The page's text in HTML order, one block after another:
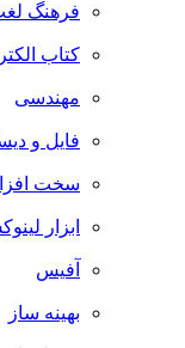
فرهنگ لغت
کتاب الکترونیک
مهندسی
فایل و دیسک
سخت افزار
ابزار لینوکس
بهینه ساز